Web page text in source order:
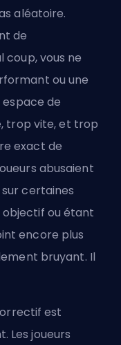
aléatoire.
de
coup, vous ne
ou une
de
trop vite, et trop
exact de
abusaient
certaines
ou étant
encore plus
bruyant. Il
est
Les joueurs